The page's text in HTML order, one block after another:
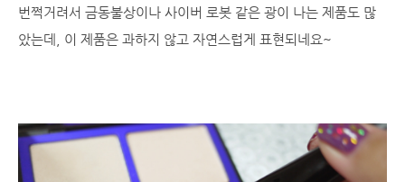
번쩍거려서 금동불상이나 사이버 로봇 같은 광이 나는 제품도 많
았는데, 이 제품은 과하지 않고 자연스럽게 표현되네요~